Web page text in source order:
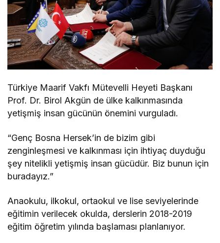
Türkiye Maarif Vakfı Mütevelli Heyeti Başkanı
Prof. Dr. Birol Akgün de ülke kalkınmasında
yetişmiş insan gücünün önemini vurguladı.
“Genç Bosna Hersek’in de bizim gibi
zenginleşmesi ve kalkınması için ihtiyaç duyduğu
şey nitelikli yetişmiş insan gücüdür. Biz bunun için
buradayız.”
Anaokulu, ilkokul, ortaokul ve lise seviyelerinde
eğitimin verilecek okulda, derslerin 2018-2019
eğitim öğretim yılında başlaması planlanıyor.